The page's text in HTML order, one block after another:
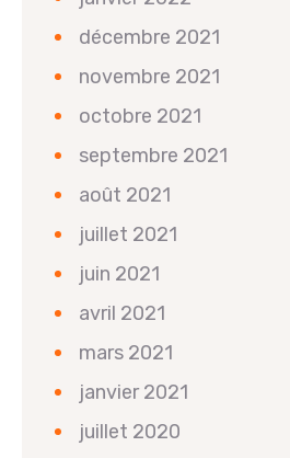
décembre 2021
novembre 2021
octobre 2021
septembre 2021
août 2021
juillet 2021
juin 2021
avril 2021
mars 2021
janvier 2021
juillet 2020